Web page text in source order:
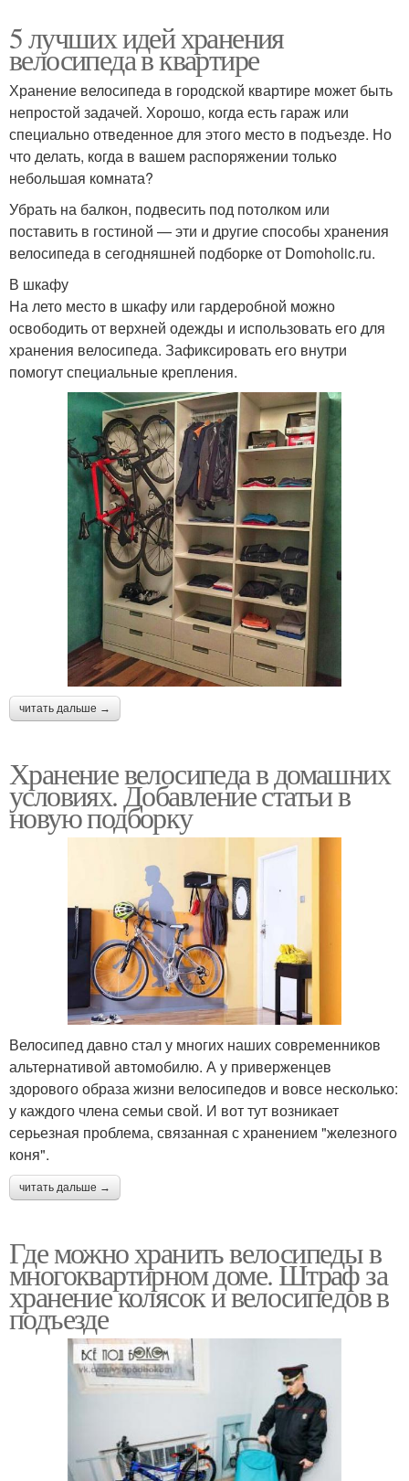
5 лучших идей хранения
велосипеда в квартире
Хранение велосипеда в городской квартире может быть
непростой задачей. Хорошо, когда есть гараж или
специально отведенное для этого место в подъезде. Но
что делать, когда в вашем распоряжении только
небольшая комната?
Убрать на балкон, подвесить под потолком или
поставить в гостиной — эти и другие способы хранения
велосипеда в сегодняшней подборке от Domoholic.ru.
В шкафу
На лето место в шкафу или гардеробной можно
освободить от верхней одежды и использовать его для
хранения велосипеда. Зафиксировать его внутри
помогут специальные крепления.
читать дальше →
Хранение велосипеда в домашних
условиях. Добавление статьи в
новую подборку
Велосипед давно стал у многих наших современников
альтернативой автомобилю. А у приверженцев
здорового образа жизни велосипедов и вовсе несколько:
у каждого члена семьи свой. И вот тут возникает
серьезная проблема, связанная с хранением "железного
коня".
читать дальше →
Где можно хранить велосипеды в
многоквартирном доме. Штраф за
хранение колясок и велосипедов в
подъезде